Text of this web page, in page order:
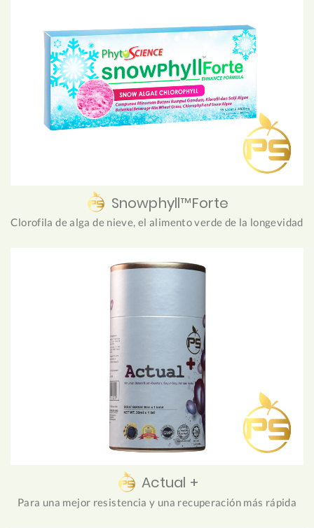
Snowphyll™Forte
Clorofila de alga de nieve, el alimento verde de la longevidad
Actual +
Para una mejor resistencia y una recuperación más rápida